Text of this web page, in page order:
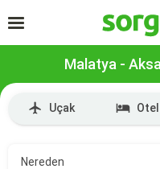
Malatya -
Uçak Otel
Nereden